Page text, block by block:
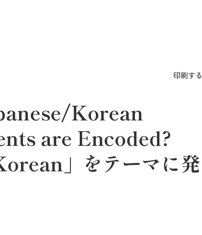
印刷する
Korean
are Encoded?
」をテーマに発